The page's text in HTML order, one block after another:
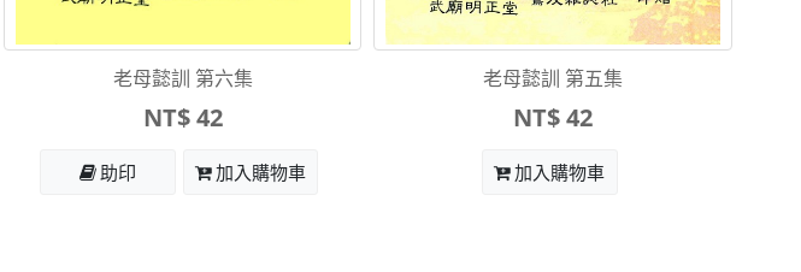
老母懿訓 第六集
NT$ 42
助印 加入購物車
老母懿訓 第五集
NT$ 42
加入購物車